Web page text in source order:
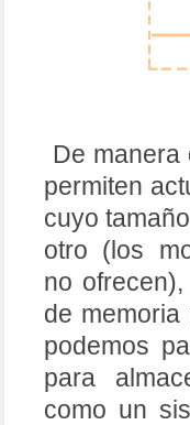
De manera
permiten
cuyo
otro (los
no
de
podemos
para
como un